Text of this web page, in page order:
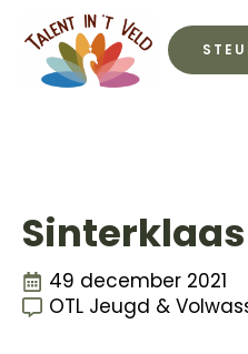
Sinterklaas
49 december 2021
OTL Jeugd &